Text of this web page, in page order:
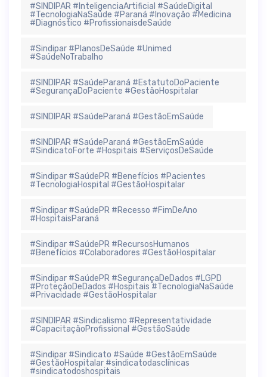
#SINDIPAR #InteligenciaArtificial #SaúdeDigital
#TecnologiaNaSaúde #Paraná #Inovação #Medicina
#Diagnóstico #ProfissionaisdeSaúde
#Sindipar #PlanosDeSaúde #Unimed
#SaúdeNoTrabalho
#SINDIPAR #SaúdeParaná #EstatutoDoPaciente
#SegurançaDoPaciente #GestãoHospitalar
#SINDIPAR #SaúdeParaná #GestãoEmSaúde
#SINDIPAR #SaúdeParaná #GestãoEmSaúde
#SindicatoForte #Hospitais #ServiçosDeSaúde
#Sindipar #SaúdePR #Benefícios #Pacientes
#TecnologiaHospital #GestãoHospitalar
#Sindipar #SaúdePR #Recesso #FimDeAno
#HospitaisParaná
#Sindipar #SaúdePR #RecursosHumanos
#Benefícios #Colaboradores #GestãoHospitalar
#Sindipar #SaúdePR #SegurançaDeDados #LGPD
#ProteçãoDeDados #Hospitais #TecnologiaNaSaúde
#Privacidade #GestãoHospitalar
#SINDIPAR #Sindicalismo #Representatividade
#CapacitaçãoProfissional #GestãoSaúde
#Sindipar #Sindicato #Saúde #GestãoEmSaúde
#GestãoHospitalar #sindicatodasclínicas
#sindicatodoshospitais